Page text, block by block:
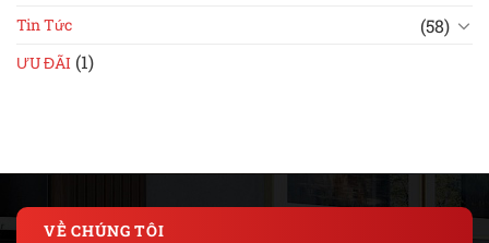
Tin Tức (58)
ƯU ĐÃI (1)
VỀ CHÚNG TÔI